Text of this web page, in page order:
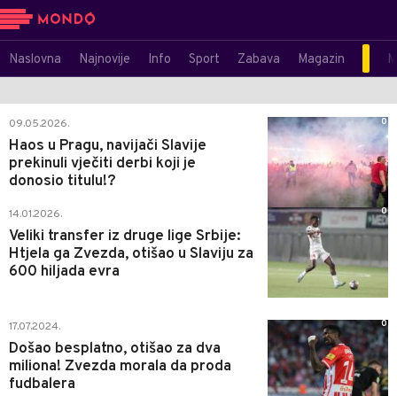
Naslovna Najnovije Info Sport Zabava Magazin
09.05.2026.
Haos u Pragu, navijači Slavije
prekinuli vječiti derbi koji je
donosio titulu!?
0
14.01.2026.
Veliki transfer iz druge lige Srbije:
Htjela ga Zvezda, otišao u Slaviju za
600 hiljada evra
0
17.07.2024.
Došao besplatno, otišao za dva
miliona! Zvezda morala da proda
fudbalera
0